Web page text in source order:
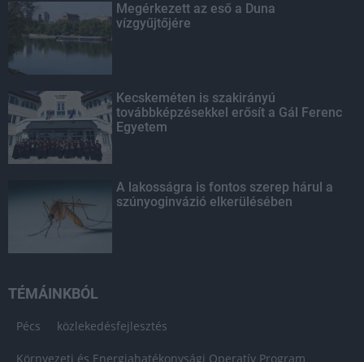
Megérkezett az eső a Duna
vízgyűjtőjére
Kecskeméten is szakirányú
továbbképzésekkel erősít a Gál Ferenc
Egyetem
A lakosságra is fontos szerep hárul a
szúnyoginvázió elkerülésében
TÉMÁINKBÓL
Pécs közlekedésfejlesztés
Környezeti és Energiahatékonysági Operatív Program